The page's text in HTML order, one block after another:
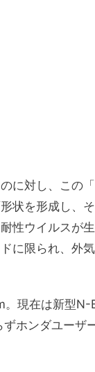
に対し、この
状を形成し、
性ウイルスが
に限られ、外
現在は新型N-
ホンダユーザ